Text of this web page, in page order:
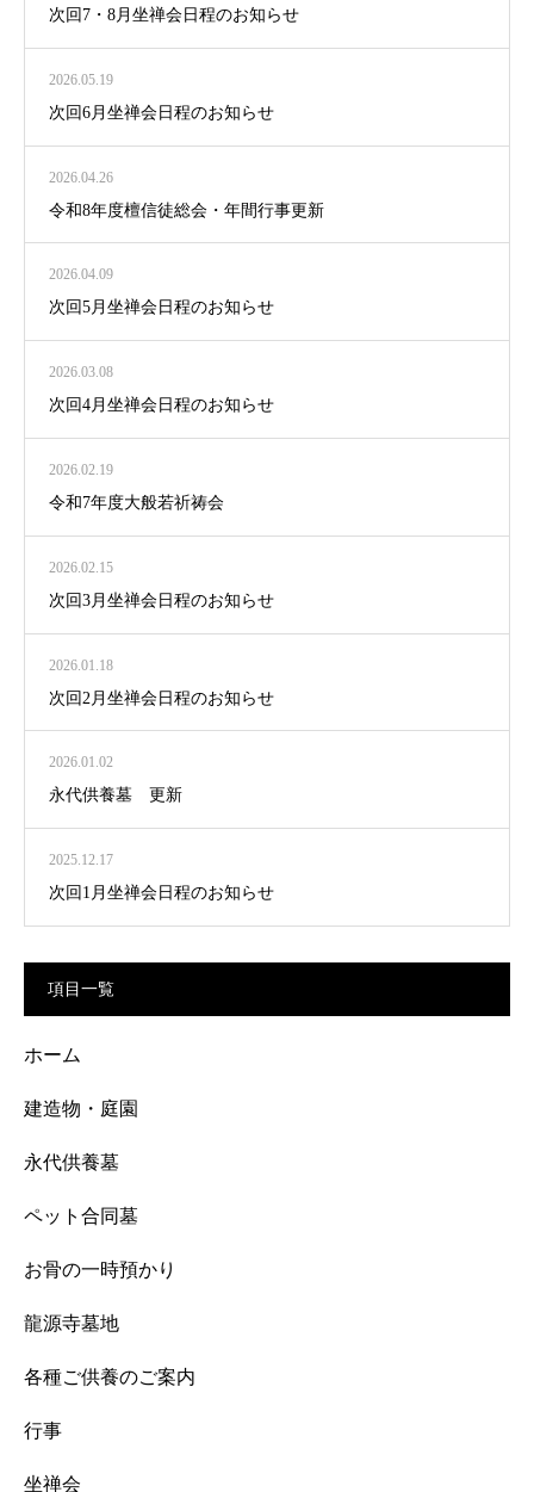
次回7・8月坐禅会日程のお知らせ
2026.05.19
次回6月坐禅会日程のお知らせ
2026.04.26
令和8年度檀信徒総会・年間行事更新
2026.04.09
次回5月坐禅会日程のお知らせ
2026.03.08
次回4月坐禅会日程のお知らせ
2026.02.19
令和7年度大般若祈祷会
2026.02.15
次回3月坐禅会日程のお知らせ
2026.01.18
次回2月坐禅会日程のお知らせ
2026.01.02
永代供養墓 更新
2025.12.17
次回1月坐禅会日程のお知らせ
項目一覧
ホーム
建造物・庭園
永代供養墓
ペット合同墓
お骨の一時預かり
龍源寺墓地
各種ご供養のご案内
行事
坐禅会